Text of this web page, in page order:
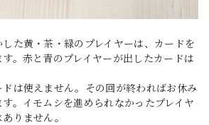
た黄・茶・緑のプレイヤーは、カードを
。赤と青のプレイヤーが出したカードは
は使えません。その回が終わればお休み
。イモムシを進められなかったプレイヤ
りません。